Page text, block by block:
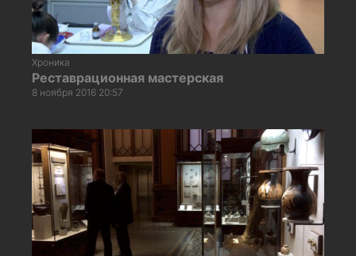
Хроника
Реставрационная мастерская
8 ноября 2016 20:57